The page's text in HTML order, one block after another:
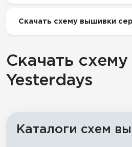
Скачать схему вышивки
Скачать
Yesterdays
Каталоги схем